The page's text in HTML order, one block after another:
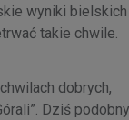
wyniki bielskich
takie chwile.
dobrych,
Dziś